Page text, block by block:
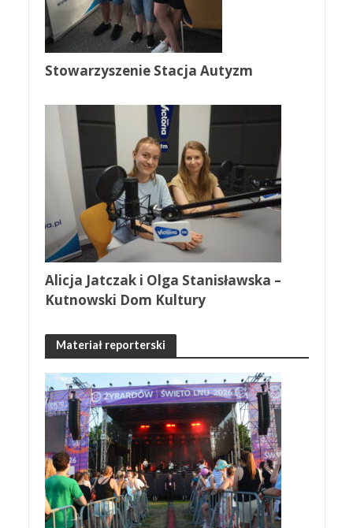
Stowarzyszenie Stacja Autyzm
Alicja Jatczak i Olga Stanisławska –
Kutnowski Dom Kultury
Materiał reporterski